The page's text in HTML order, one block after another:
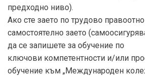
предходно ниво).
Ако сте заето по трудово
самостоятелно заето
да се запишете за обучение по
ключови компетентности и/или
обучение към „Международен